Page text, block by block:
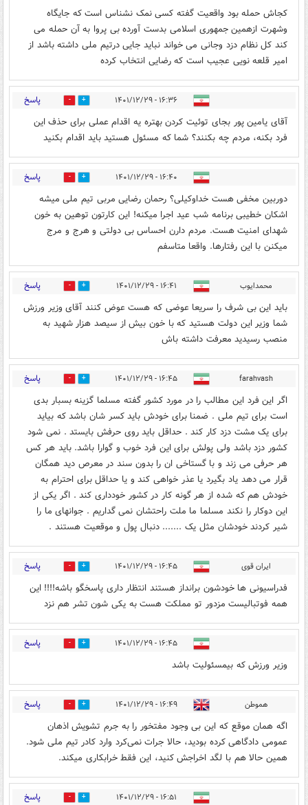
کجاش حمله بود واقعیت گفته کسی نمک نشناس است که جایگاه
وشهرت ازهمین جمهوری اسلامی بدست آورده بی پروا به آن حمله می
کند کل نظام دزد وجانی می خواند نباید جایی درتیم ملی داشته باشد از
امیر قلعه نویی عجیب است که رضایی انتخاب کرده
۱۶:۳۶ - ۱۴۰۱/۱۲/۲۹ 8 پاسخ
آقای یامین پور بجای توئیت کردن بهتره یه اقدام عملی برای حذف این
فرد بکنه، مردم چه بکنند؟ شما که مسئول هستید باید اقدام بکنید
۱۶:۴۰ - ۱۴۰۱/۱۲/۲۹ 2 پاسخ
دوربین مخفی هست خداوکیلی؟ رحمان رضایی مربی تیم ملی میشه
اشکان خطیبی برنامه شب عید اجرا میکنه! این کارتون توهین به خون
شهدای امنیت هست. مردم دارن احساس بی دولتی و هرج و مرج
میکنن با این رفتارها. واقعا متاسفم
محمدایوب ۱۶:۴۱ - ۱۴۰۱/۱۲/۲۹ 3 پاسخ
باید این بی شرف را سریعا عوضی که هست عوض کنند آقای وزیر ورزش
شما وزیر این دولت هستید که با خون بیش از سیصد هزار شهید به
منصب رسیدید معرفت داشته باش
farahvash ۱۶:۴۵ - ۱۴۰۱/۱۲/۲۹ 3 پاسخ
اگر این فرد این مطالب را در مورد کشور گفته مسلما گزینه بسبار بدی
است برای تیم ملی . ضمنا برای خودش باید کسر شان باشد که بیاید
برای یک مشت دزد کار کند . حداقل باید روی حرفش بایستد . نمی شود
کشور دزد باشد ولی پولش برای این فرد خوب و گوارا باشد. باید هر کس
هر حرفی می زند و با گستاخی ان را بدون سند در معرص دید همگان
قرار می دهد یاد بگیرد یا عذر خواهی کند و یا حداقل برای احترام به
خودش هم که شده از هر گونه کار در کشور خودداری کند . اگر یکی از
این دوکار را نکند مسلما ما ملت راحتشان نمی گداریم . جوانهای ما را
شیر کردند خودشان مثل یک ....... دنبال پول و موقعیت هستند .
ایران قوی ۱۶:۴۵ - ۱۴۰۱/۱۲/۲۹ 0 پاسخ
فدراسیونی ها خودشون برانداز هستند انتظار داری پاسخگو باشه!!!! این
همه فوتبالیست مزدور تو مملکت هست به یکی شون تشر هم نزد
۱۶:۴۵ - ۱۴۰۱/۱۲/۲۹ 0 پاسخ
وزیر ورزش که بیمسئولیت باشد
هموطن ۱۶:۴۹ - ۱۴۰۱/۱۲/۲۹ 1 پاسخ
اگه همان موقع که این بی وجود مفتخور را به جرم تشویش اذهان
عمومی دادگاهی کرده بودید، حالا جرات نمی‌کرد وارد کادر تیم ملی شود.
همین حالا هم با لگد اخراجش کنید، این فقط خرابکاری میکند.
۱۶:۵۱ - ۱۴۰۱/۱۲/۲۹ 0 پاسخ